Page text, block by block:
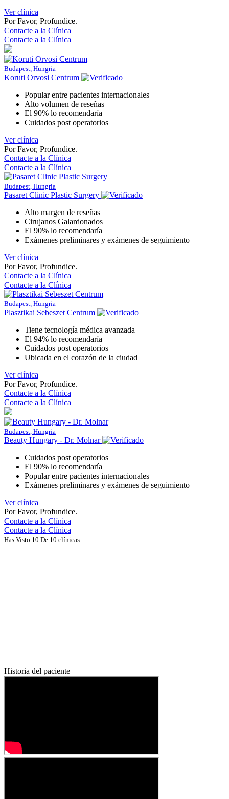
Ver clínica
Por Favor, Profundice.
Contacte a la Clínica
Contacte a la Clínica
Budapest, Hungria
Koruti Orvosi Centrum
Popular entre pacientes internacionales
Alto volumen de reseñas
El 90% lo recomendaría
Cuidados post operatorios
Ver clínica
Por Favor, Profundice.
Contacte a la Clínica
Contacte a la Clínica
Budapest, Hungria
Pasaret Clinic Plastic Surgery
Alto margen de reseñas
Cirujanos Galardonados
El 90% lo recomendaría
Exámenes preliminares y exámenes de seguimiento
Ver clínica
Por Favor, Profundice.
Contacte a la Clínica
Contacte a la Clínica
Budapest, Hungria
Plasztikai Sebeszet Centrum
Tiene tecnología médica avanzada
El 94% lo recomendaría
Cuidados post operatorios
Ubicada en el corazón de la ciudad
Ver clínica
Por Favor, Profundice.
Contacte a la Clínica
Contacte a la Clínica
Budapest, Hungria
Beauty Hungary - Dr. Molnar
Cuidados post operatorios
El 90% lo recomendaría
Popular entre pacientes internacionales
Exámenes preliminares y exámenes de seguimiento
Ver clínica
Por Favor, Profundice.
Contacte a la Clínica
Contacte a la Clínica
Has Visto 10 De 10 clínicas
Historia del paciente